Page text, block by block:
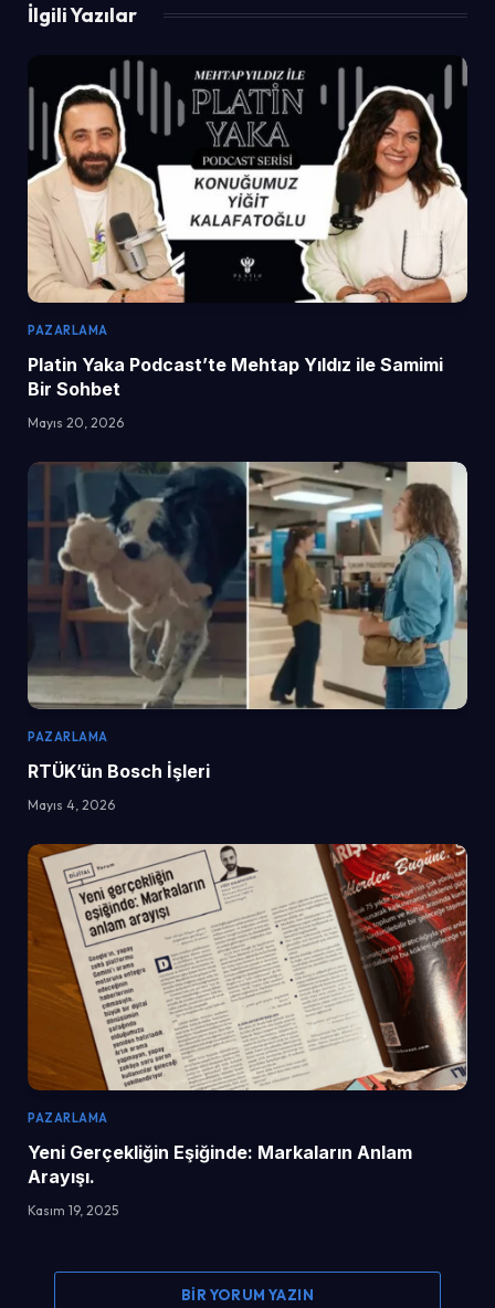
İlgili Yazılar
PAZARLAMA
Platin Yaka Podcast’te Mehtap Yıldız ile Samimi
Bir Sohbet
Mayıs 20, 2026
PAZARLAMA
RTÜK’ün Bosch İşleri
Mayıs 4, 2026
PAZARLAMA
Yeni Gerçekliğin Eşiğinde: Markaların Anlam
Arayışı.
Kasım 19, 2025
BIR YORUM YAZIN